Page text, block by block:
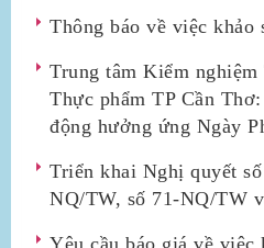
Thông báo về việc khảo
Trung tâm Kiểm
Thực phẩm TP Cần
động hưởng ứng Ngày
Triển khai Nghị quyết
NQ/TW, số 71-NQ/TW